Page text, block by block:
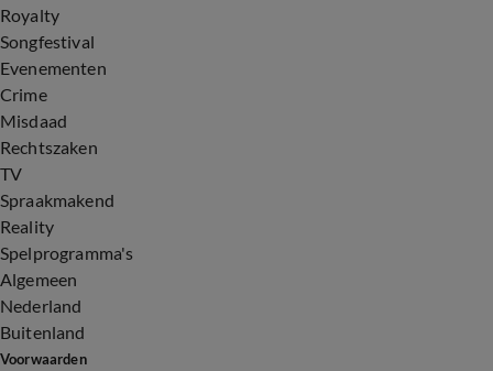
Royalty
Songfestival
Evenementen
Crime
Misdaad
Rechtszaken
TV
Spraakmakend
Reality
Spelprogramma's
Algemeen
Nederland
Buitenland
Voorwaarden